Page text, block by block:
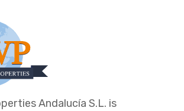
Andalucía S.L. is